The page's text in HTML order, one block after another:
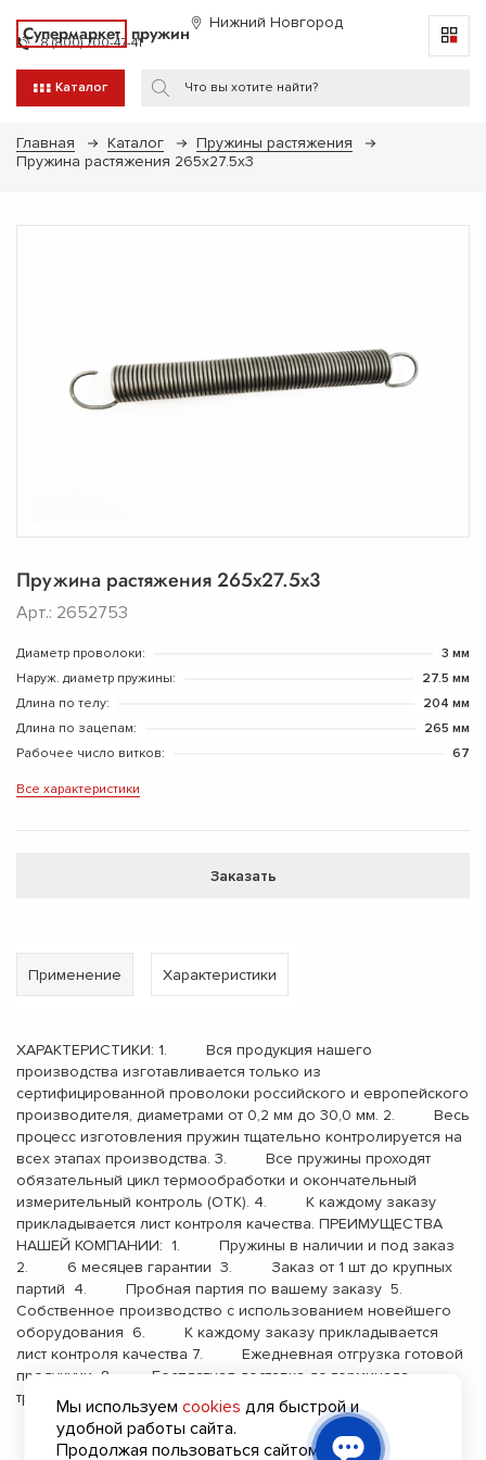
Супермаркет пружин Нижний Новгород
8 (800) 700-47-41
Каталог
Главная Каталог
Пружины растяжения
Пружина растяжения 265х27.5х3
Пружина растяжения 265х27.5х3
Арт.: 2652753
Диаметр проволоки:
3 мм
Наруж. диаметр пружины:
27.5 мм
Длина по телу:
204 мм
Длина по зацепам:
265 мм
Рабочее число витков:
67
Все характеристики
Заказать
Применение Характеристики
ХАРАКТЕРИСТИКИ: 1. Вся продукция нашего
производства изготавливается только из
сертифицированной проволоки российского и европейского
производителя, диаметрами от 0,2 мм до 30,0 мм. 2. Весь
процесс изготовления пружин тщательно контролируется на
всех этапах производства. 3. Все пружины проходят
обязательный цикл термообработки и окончательный
измерительный контроль (ОТК). 4. К каждому заказу
прикладывается лист контроля качества. ПРЕИМУЩЕСТВА
НАШЕЙ КОМПАНИИ: 1. Пружины в наличии и под заказ
2. 6 месяцев гарантии 3. Заказ от 1 шт до крупных
партий 4. Пробная партия по вашему заказу 5.
Собственное производство с использованием новейшего
оборудования 6. К каждому заказу прикладывается
лист контроля качества 7. Ежедневная отгрузка готовой
продукции 8. Бесплатная доставка до терминала
транспортной компании 9. Опыт работы с 2000 года
Мы используемcookies для быстрой и
удобной работы сайта.
Продолжая пользоваться сайтом, вы